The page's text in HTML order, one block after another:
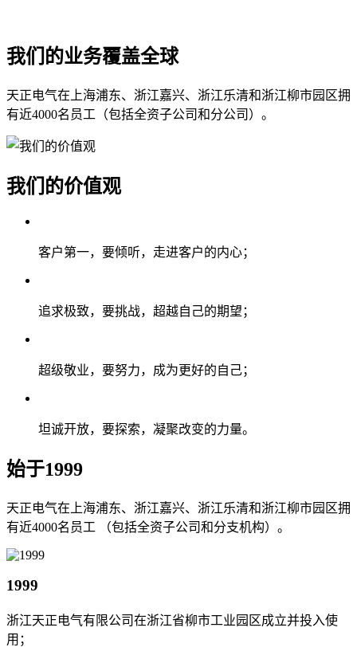
我们的业务覆盖全球
天正电气在上海浦东、浙江嘉兴、浙江乐清和浙江柳市园区拥
有近4000名员工（包括全资子公司和分公司）。
我们的价值观
客户第一，要倾听，走进客户的内心；
追求极致，要挑战，超越自己的期望；
超级敬业，要努力，成为更好的自己；
坦诚开放，要探索，凝聚改变的力量。
始于1999
天正电气在上海浦东、浙江嘉兴、浙江乐清和浙江柳市园区拥
有近4000名员工 （包括全资子公司和分支机构）。
1999
浙江天正电气有限公司在浙江省柳市工业园区成立并投入使
用；